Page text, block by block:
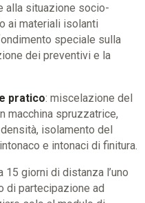
alla situazione socio-
ai materiali isolanti
speciale sulla
dei preventivi e la
pratico: miscelazione del
macchina spruzzatrice,
isolamento del
e intonaci di finitura.
15 giorni di distanza l’uno
di partecipazione ad